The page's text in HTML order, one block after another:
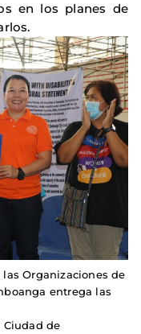
en los planes de
Organizaciones de
entrega las
Ciudad de